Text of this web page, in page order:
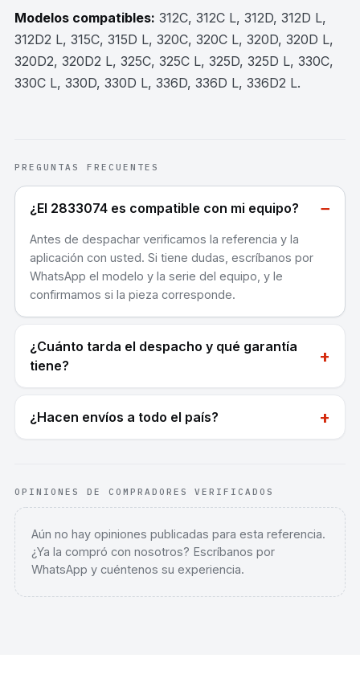
Modelos compatibles: 312C, 312C L, 312D, 312D L,
312D2 L, 315C, 315D L, 320C, 320C L, 320D, 320D L,
320D2, 320D2 L, 325C, 325C L, 325D, 325D L, 330C,
330C L, 330D, 330D L, 336D, 336D L, 336D2 L.
PREGUNTAS FRECUENTES
¿El 2833074 es compatible con mi equipo? −
Antes de despachar verificamos la referencia y la
aplicación con usted. Si tiene dudas, escríbanos por
WhatsApp el modelo y la serie del equipo, y le
confirmamos si la pieza corresponde.
¿Cuánto tarda el despacho y qué garantía
tiene?
+
¿Hacen envíos a todo el país? +
OPINIONES DE COMPRADORES VERIFICADOS
Aún no hay opiniones publicadas para esta referencia.
¿Ya la compró con nosotros? Escríbanos por
WhatsApp y cuéntenos su experiencia.